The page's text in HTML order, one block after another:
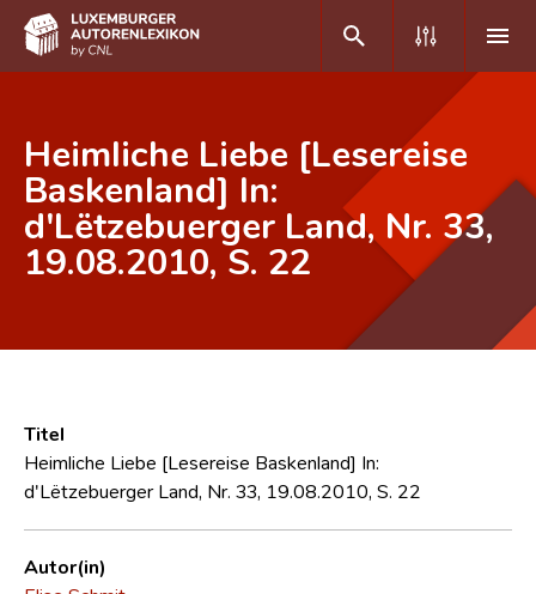
DE FR
Home
Autor(inn)en A-Z
Forschungsgruppe
Heimliche Liebe [Lesereise
Baskenland] In:
d'Lëtzebuerger Land, Nr. 33,
19.08.2010, S. 22
Titel
Heimliche Liebe [Lesereise Baskenland] In:
d'Lëtzebuerger Land, Nr. 33, 19.08.2010, S. 22
Autor(in)